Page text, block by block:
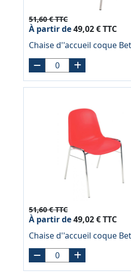
51,60 € TTC
À partir de49,02 € TTC
Chaise d''accueil coque
51,60 € TTC
À partir de49,02 € TTC
Chaise d''accueil coque